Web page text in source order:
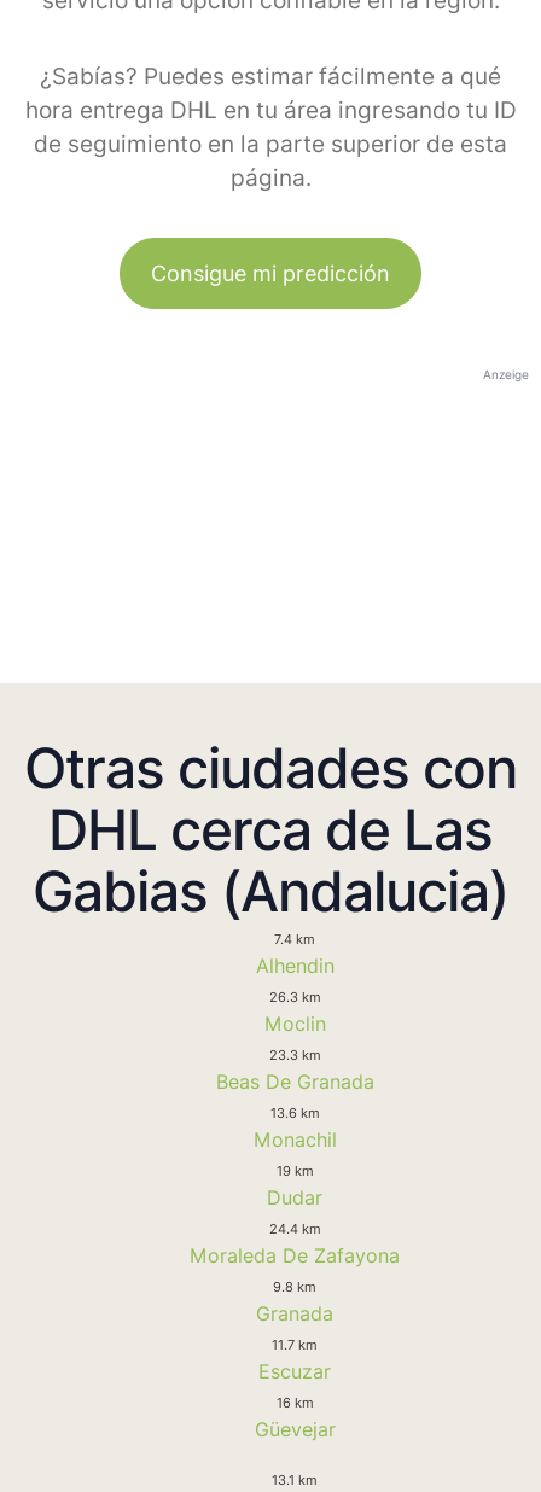
¿Sabías? Puedes estimar fácilmente a qué
hora entrega DHL en tu área ingresando tu ID
de seguimiento en la parte superior de esta
página.
Consigue mi predicción
Anzeige
Otras ciudades con
DHL cerca de Las
Gabias (Andalucia)
7.4 km
Alhendin
26.3 km
Moclin
23.3 km
Beas De Granada
13.6 km
Monachil
19 km
Dudar
24.4 km
Moraleda De Zafayona
9.8 km
Granada
11.7 km
Escuzar
16 km
Güevejar
13.1 km